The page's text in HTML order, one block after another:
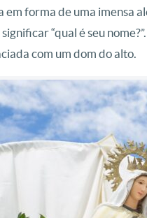
em forma de uma imensa
significar “qual é seu
com um dom do alto.